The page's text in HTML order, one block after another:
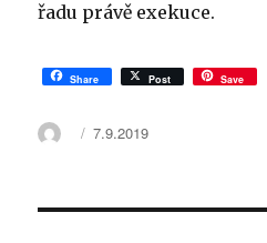
řadu právě exekuce.
Share Post Save
Autor:Publikováno:
7.9.2019